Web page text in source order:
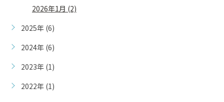
2026年1月 (2)
2025年 (6)
2024年 (6)
2023年 (1)
2022年 (1)